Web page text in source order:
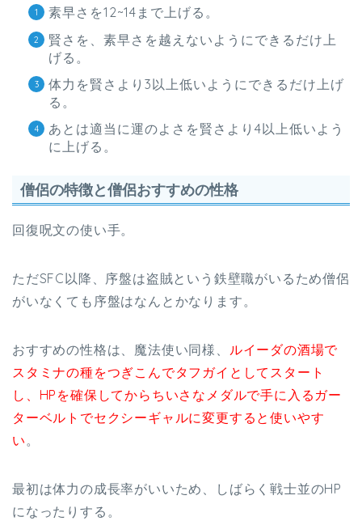
素早さを12~14まで上げる。
賢さを、素早さを越えないようにできるだけ上
げる。
体力を賢さより3以上低いようにできるだけ上げ
る。
あとは適当に運のよさを賢さより4以上低いよう
に上げる。
僧侶の特徴と僧侶おすすめの性格
回復呪文の使い手。
ただSFC以降、序盤は盗賊という鉄壁職がいるため僧侶
がいなくても序盤はなんとかなります。
おすすめの性格は、魔法使い同様、 ルイーダの酒場で
スタミナの種をつぎこんでタフガイとしてスタート
し、HPを確保してからちいさなメダルで手に入るガー
ターベルトでセクシーギャルに変更すると使いやす
い。
最初は体力の成長率がいいため、しばらく戦士並のHP
になったりする。